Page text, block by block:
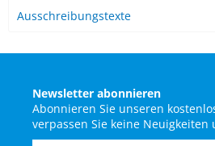
Ausschreibungstexte
Newsletter abonnieren
Abonnieren Sie unseren
verpassen Sie keine Neuigkeiten